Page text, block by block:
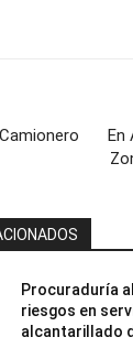
En
Procuraduría
riesgos en
alcantarillado